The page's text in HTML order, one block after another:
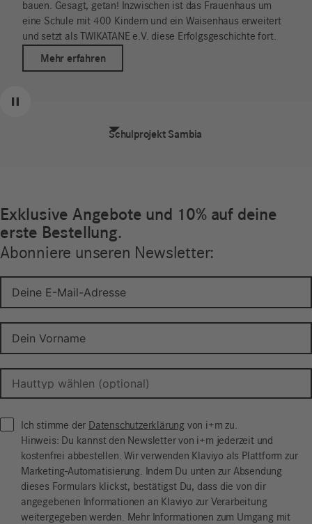
bauen. Gesagt, getan! Inzwischen ist das Frauenhaus um
eine Schule mit 400 Kindern und ein Waisenhaus erweitert
und setzt als TWIKATANE e.V. diese Erfolgsgeschichte fort.
Mehr erfahren
Schulprojekt Sambia
Zurück
Weiter
Pause
Exklusive Angebote und 10% auf deine
erste Bestellung.
Abonniere unseren Newsletter:
Ich stimme der Datenschutzerklärung von i+m zu.
Hinweis: Du kannst den Newsletter von i+m jederzeit und
kostenfrei abbestellen. Wir verwenden Klaviyo als Plattform zur
Marketing-Automatisierung. Indem Du unten zur Absendung
dieses Formulars klickst, bestätigst Du, dass die von dir
angegebenen Informationen an Klaviyo zur Verarbeitung
weitergegeben werden. Mehr Informationen zum Umgang mit